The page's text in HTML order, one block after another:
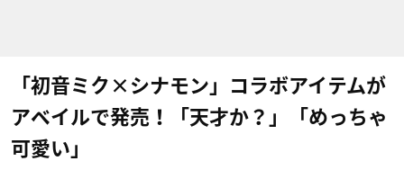
「初音ミク×シナモン」コラボアイテムが
アベイルで発売！「天才か？」「めっちゃ
可愛い」